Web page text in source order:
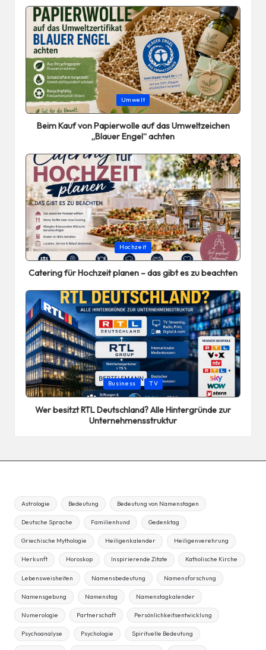
Posted
in
Umwelt
Beim Kauf von Papierwolle auf das Umweltzeichen
„Blauer Engel“ achten
Posted
in
Hochzeit
Catering für Hochzeit planen – das gibt es zu beachten
Posted
in
Business TV
Wer besitzt RTL Deutschland? Alle Hintergründe zur
Unternehmensstruktur
Astrologie Bedeutung Bedeutung von Namenstagen
Deutsche Sprache Familienhund Gedenktag
Griechische Mythologie Heiligenkalender Heiligenverehrung
Herkunft Horoskop Inspirierende Zitate Katholische Kirche
Lebensweisheiten Namensbedeutung Namensforschung
Namensgebung Namenstag Namenstagkalender
Numerologie Partnerschaft Persönlichkeitsentwicklung
Psychoanalyse Psychologie Spirituelle Bedeutung